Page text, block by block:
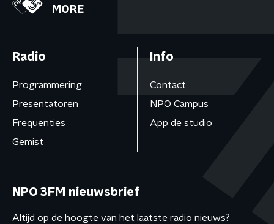
MORE
Radio
Programmering
Presentatoren
Frequenties
Gemist
Info
Contact
NPO Campus
App de studio
NPO 3FM nieuwsbrief
Altijd op de hoogte van het laatste radio nieuws?